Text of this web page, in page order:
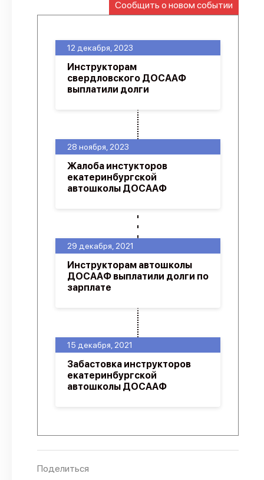
О проекте
Сообщить о новом событии
15 декабря, 2021
Забастовка инструкторов
екатеринбургской
автошколы ДОСААФ
29 декабря, 2021
Инструкторам автошколы
ДОСААФ выплатили долги по
зарплате
28 ноября, 2023
Жалоба инстукторов
екатеринбургской
автошколы ДОСААФ
12 декабря, 2023
Инструкторам
свердловского ДОСААФ
выплатили долги
Поделиться